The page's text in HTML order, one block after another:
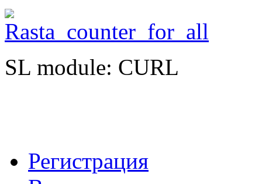
SL module: CURL
Регистрация